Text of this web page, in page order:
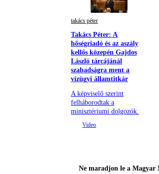
takács péter
Takács Péter: A
hőségriadó és az aszály
kellős közepén Gajdos
László tárcájánál
szabadságra ment a
vízügyi államtitkár
A képviselő szerint
felháborodtak a
minisztériumi dolgozók.
Ne maradjon le a Magyar